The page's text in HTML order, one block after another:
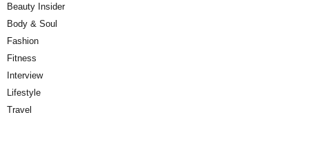
Beauty Insider
Body & Soul
Fashion
Fitness
Interview
Lifestyle
Travel